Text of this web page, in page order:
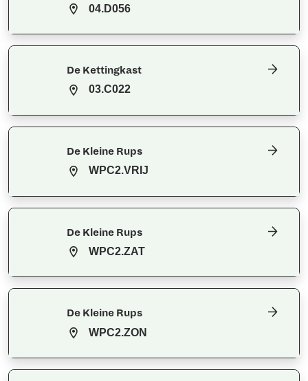
04.D056
De Kettingkast
03.C022
De Kleine Rups
WPC2.VRIJ
De Kleine Rups
WPC2.ZAT
De Kleine Rups
WPC2.ZON